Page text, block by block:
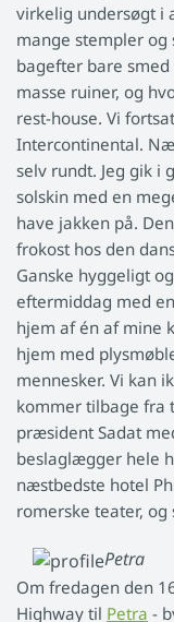
virkelig undersøgt i
mange stempler og
bagefter bare
masse ruiner, og
rest-house. Vi
Intercontinental.
selv rundt. Jeg gik i
solskin med en
have jakken på.
frokost hos den
Ganske hyggeligt
eftermiddag med
hjem af én af mine
hjem med
mennesker. Vi kan
kommer tilbage fra
præsident Sadat
beslaglægger hele
næstbedste hotel
romerske teater,
Petra
Om fredagen den
Highway til Petra -